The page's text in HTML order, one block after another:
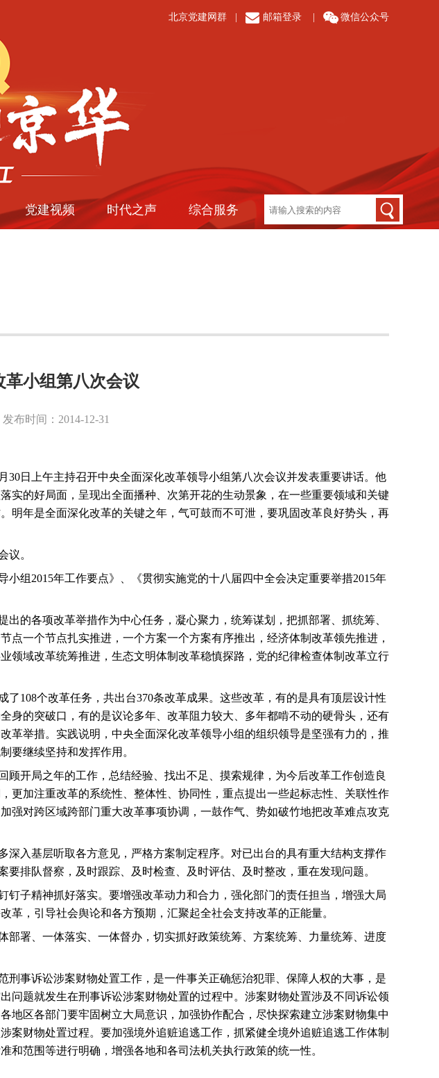
北京党建网群 邮箱登录 微信公众号
党建视频 时代之声 综合服务
小组第八次会议
时间：2014-12-31
月 30日上午主持召开中央全面深化改革领导小组第八次会议并发表重要讲话。他
实的好局面，呈现出全面播种、次第开花的生动景象，在一些重要领域和关键
明年是全面深化改革的关键之年，气可鼓而不可泄，要巩固改革良好势头，再
议。
小组 2015年工作要点》、《贯彻实施党的十八届四中全会决定重要举措2015年
的各项改革举措作为中心任务，凝心聚力，统筹谋划，把抓部署、抓统筹、
一个节点扎实推进，一个方案一个方案有序推出，经济体制改革领先推进，
领域改革统筹推进，生态文明体制改革稳慎探路，党的纪律检查体制改革立行
了108个改革任务，共出台370条改革成果。这些改革，有的是具有顶层设计性
身的突破口，有的是议论多年、改革阻力较大、多年都啃不动的硬骨头，还有
革举措。实践说明，中央全面深化改革领导小组的组织领导是坚强有力的，推
要继续坚持和发挥作用。
开局之年的工作，总结经验、找出不足、摸索规律，为今后改革工作创造良
更加注重改革的系统性、整体性、协同性，重点提出一些起标志性、关联性作
强对跨区域跨部门重大改革事项协调，一鼓作气、势如破竹地把改革难点攻克
入基层听取各方意见，严格方案制定程序。对已出台的具有重大结构支撑作
排队督察，及时跟踪、及时检查、及时评估、及时整改，重在发现问题。
子精神抓好落实。要增强改革动力和合力，强化部门的责任担当，增强大局
，引导社会舆论和各方预期，汇聚起全社会支持改革的正能量。
署、一体落实、一体督办，切实抓好政策统筹、方案统筹、力量统筹、进度
事诉讼涉案财物处置工作，是一件事关正确惩治犯罪、保障人权的大事，是
问题就发生在刑事诉讼涉案财物处置的过程中。涉案财物处置涉及不同诉讼领
区各部门要牢固树立大局意识，加强协作配合，尽快探索建立涉案财物集中
财物处置过程。要加强境外追赃追逃工作，抓紧健全境外追赃追逃工作体制
范围等进行明确，增强各地和各司法机关执行政策的统一性。